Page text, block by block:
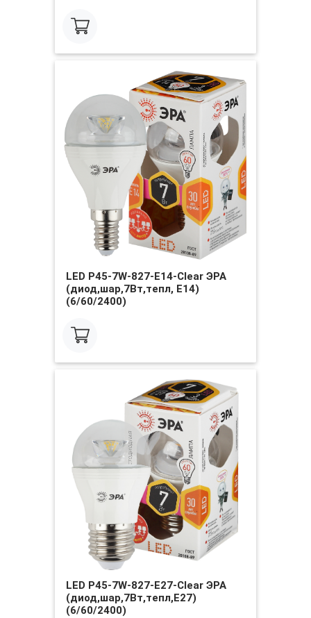
LED P45-7W-827-E14-Clear ЭРА
(диод,шар,7Вт,тепл, E14)
(6/60/2400)
LED P45-7W-827-E27-Clear ЭРА
(диод,шар,7Вт,тепл,E27)
(6/60/2400)